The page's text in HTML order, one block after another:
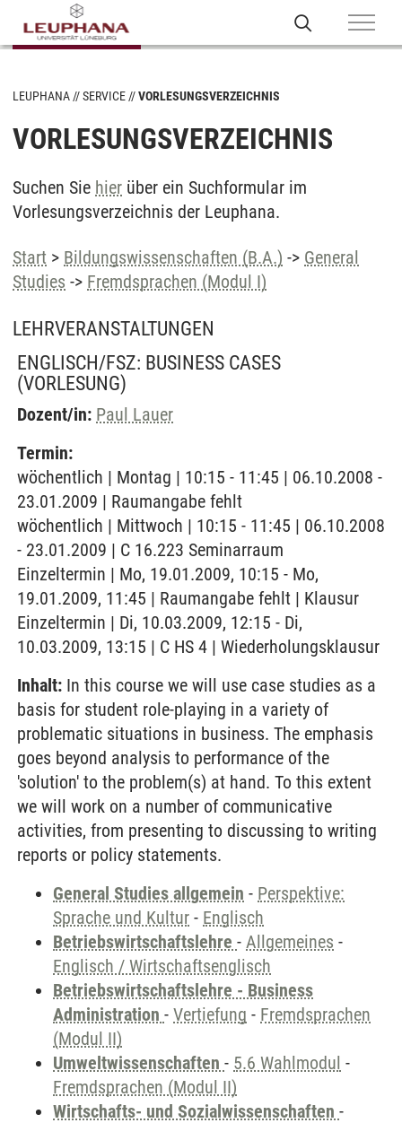
LEUPHANA SERVICE VORLESUNGSVERZEICHNIS
VORLESUNGSVERZEICHNIS
Suchen Sie hier über ein Suchformular im
Vorlesungsverzeichnis der Leuphana.
Start > Bildungswissenschaften (B.A.) -> General
Studies -> Fremdsprachen (Modul I)
LEHRVERANSTALTUNGEN
ENGLISCH/FSZ: BUSINESS CASES
(VORLESUNG)
Dozent/in: Paul Lauer
Termin:
wöchentlich | Montag | 10:15 - 11:45 | 06.10.2008 -
23.01.2009 | Raumangabe fehlt
wöchentlich | Mittwoch | 10:15 - 11:45 | 06.10.2008
- 23.01.2009 | C 16.223 Seminarraum
Einzeltermin | Mo, 19.01.2009, 10:15 - Mo,
19.01.2009, 11:45 | Raumangabe fehlt | Klausur
Einzeltermin | Di, 10.03.2009, 12:15 - Di,
10.03.2009, 13:15 | C HS 4 | Wiederholungsklausur
Inhalt: In this course we will use case studies as a
basis for student role-playing in a variety of
problematic situations in business. The emphasis
goes beyond analysis to performance of the
'solution' to the problem(s) at hand. To this extent
we will work on a number of communicative
activities, from presenting to discussing to writing
reports or policy statements.
General Studies allgemein - Perspektive:
Sprache und Kultur - Englisch
Betriebswirtschaftslehre - Allgemeines -
Englisch / Wirtschaftsenglisch
Betriebswirtschaftslehre - Business
Administration - Vertiefung - Fremdsprachen
(Modul II)
Umweltwissenschaften - 5.6 Wahlmodul -
Fremdsprachen (Modul II)
Wirtschafts- und Sozialwissenschaften -